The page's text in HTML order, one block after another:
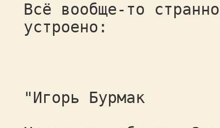
Всё вообще-то
устроено:
"Игорь Бурмак